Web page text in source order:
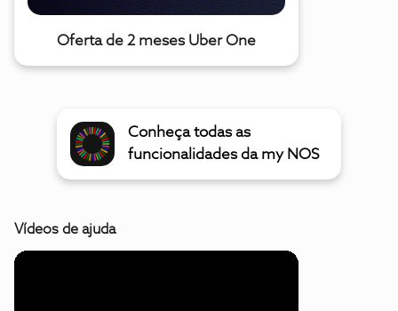
Oferta de 2 meses Uber One
Conheça todas as
funcionalidades da my NOS
Vídeos de ajuda